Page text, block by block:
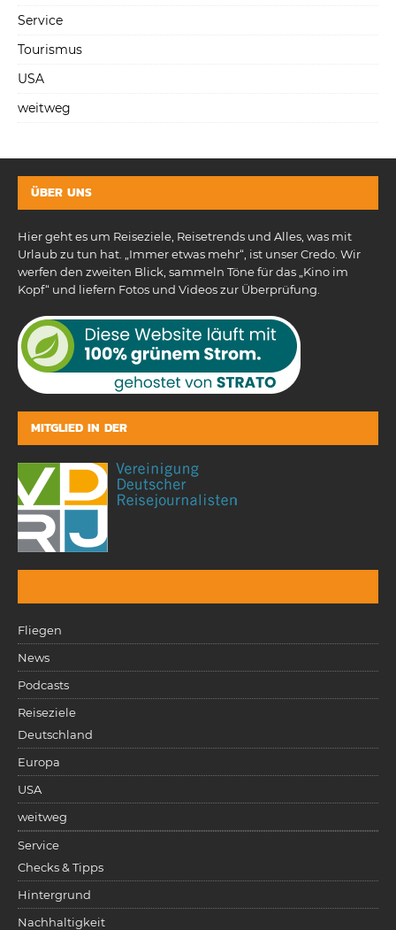
Service
Tourismus
USA
weitweg
ÜBER UNS
Hier geht es um Reiseziele, Reisetrends und Alles, was mit
Urlaub zu tun hat. „Immer etwas mehr“, ist unser Credo. Wir
werfen den zweiten Blick, sammeln Töne für das „Kino im
Kopf“ und liefern Fotos und Videos zur Überprüfung.
MITGLIED IN DER
Fliegen
News
Podcasts
Reiseziele
Deutschland
Europa
USA
weitweg
Service
Checks & Tipps
Hintergrund
Nachhaltigkeit